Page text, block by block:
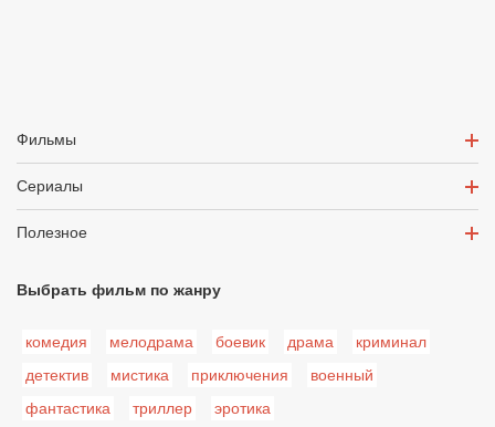
Фильмы
Сериалы
Полезное
Выбрать фильм по жанру
комедия мелодрама боевик драма
криминал
детектив
мистика приключения
военный
фантастика
триллер эротика